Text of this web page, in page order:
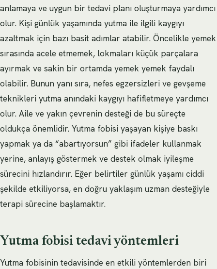
anlamaya ve uygun bir tedavi planı oluşturmaya yardımcı
olur. Kişi günlük yaşamında yutma ile ilgili kaygıyı
azaltmak için bazı basit adımlar atabilir. Öncelikle yemek
sırasında acele etmemek, lokmaları küçük parçalara
ayırmak ve sakin bir ortamda yemek yemek faydalı
olabilir. Bunun yanı sıra, nefes egzersizleri ve gevşeme
teknikleri yutma anındaki kaygıyı hafifletmeye yardımcı
olur. Aile ve yakın çevrenin desteği de bu süreçte
oldukça önemlidir. Yutma fobisi yaşayan kişiye baskı
yapmak ya da “abartıyorsun” gibi ifadeler kullanmak
yerine, anlayış göstermek ve destek olmak iyileşme
sürecini hızlandırır. Eğer belirtiler günlük yaşamı ciddi
şekilde etkiliyorsa, en doğru yaklaşım uzman desteğiyle
terapi sürecine başlamaktır.
Yutma fobisi tedavi yöntemleri
Yutma fobisinin tedavisinde en etkili yöntemlerden biri